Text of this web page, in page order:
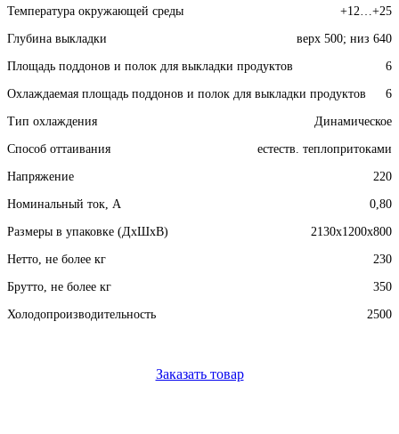
Температура окружающей среды +12…+25
Глубина выкладки верх 500; низ 640
Площадь поддонов и полок для выкладки продуктов 6
Охлаждаемая площадь поддонов и полок для выкладки продуктов 6
Тип охлаждения Динамическое
Способ оттаивания естеств. теплопритоками
Напряжение 220
Номинальный ток, A 0,80
Размеры в упаковке (ДхШхВ) 2130x1200x800
Нетто, не более кг 230
Брутто, не более кг 350
Холодопроизводительность 2500
Заказать товар